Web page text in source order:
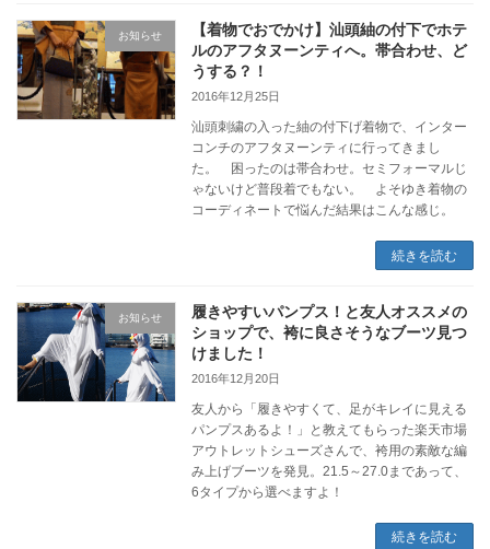
お知らせ
【着物でおでかけ】汕頭紬の付下でホテ
ルのアフタヌーンティへ。帯合わせ、ど
うする？！
2016年12月25日
汕頭刺繍の入った紬の付下げ着物で、インター
コンチのアフタヌーンティに行ってきまし
た。 困ったのは帯合わせ。セミフォーマルじ
ゃないけど普段着でもない。 よそゆき着物の
コーディネートで悩んだ結果はこんな感じ。
続きを読む
お知らせ
履きやすいパンプス！と友人オススメの
ショップで、袴に良さそうなブーツ見つ
けました！
2016年12月20日
友人から「履きやすくて、足がキレイに見える
パンプスあるよ！」と教えてもらった楽天市場
アウトレットシューズさんで、袴用の素敵な編
み上げブーツを発見。21.5～27.0まであって、
6タイプから選べますよ！
続きを読む